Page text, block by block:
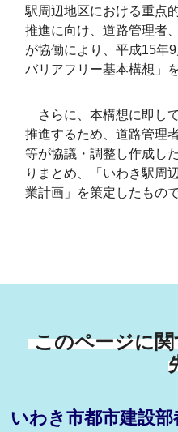
駅周辺地区における重点
推進に向け、道路管理者
が協働により、平成15年
バリアフリー基本構想」
さらに、本構想に即し
推進するため、道路管理
等が協議・調整し作成し
りまとめ、「いわき駅周
業計画」を策定したもので
このページに
いわき市都市建設